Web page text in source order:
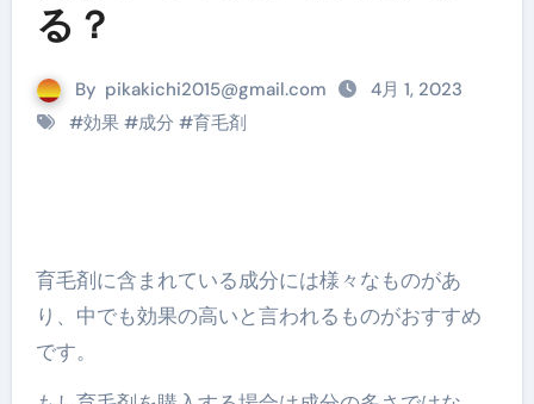
る？
By pikakichi2015@gmail.com
4月 1, 2023
#効果#成分 #育毛剤
育毛剤に含まれている成分には様々なものがあ
り、中でも効果の高いと言われるものがおすすめ
です。